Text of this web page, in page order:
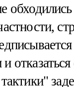
отказаться